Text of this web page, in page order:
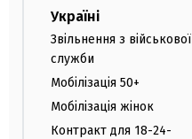
Україні
Звільнення з військової
служби
Мобілізація 50+
Мобілізація жінок
Контракт для 18-24-